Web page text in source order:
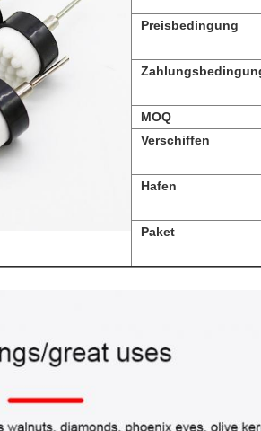
Preisbedingung
MOQ
Verschiffen
Hafen
Paket